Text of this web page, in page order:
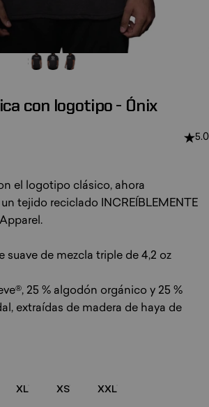
con logotipo - Ónix
5.0
el logotipo clásico, ahora
tejido reciclado INCREÍBLEMENTE
suave de mezcla triple de 4,2 oz
25 % algodón orgánico y 25 %
extraídas de madera de haya de
XL XS XXL